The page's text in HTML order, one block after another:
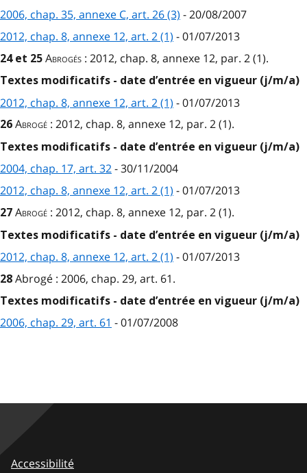
2006, chap. 35, annexe C, art. 26 (3) - 20/08/2007
2012, chap. 8, annexe 12, art. 2 (1) - 01/07/2013
24 et 25 Abrogés : 2012, chap. 8, annexe 12, par. 2 (1).
Textes modificatifs - date d’entrée en vigueur (j/m/a)
2012, chap. 8, annexe 12, art. 2 (1) - 01/07/2013
26 Abrogé : 2012, chap. 8, annexe 12, par. 2 (1).
Textes modificatifs - date d’entrée en vigueur (j/m/a)
2004, chap. 17, art. 32- 30/11/2004
2012, chap. 8, annexe 12, art. 2 (1) - 01/07/2013
27 Abrogé : 2012, chap. 8, annexe 12, par. 2 (1).
Textes modificatifs - date d’entrée en vigueur (j/m/a)
2012, chap. 8, annexe 12, art. 2 (1) - 01/07/2013
28 Abrogé : 2006, chap. 29, art. 61.
Textes modificatifs - date d’entrée en vigueur (j/m/a)
2006, chap. 29, art. 61 - 01/07/2008
Accessibilité